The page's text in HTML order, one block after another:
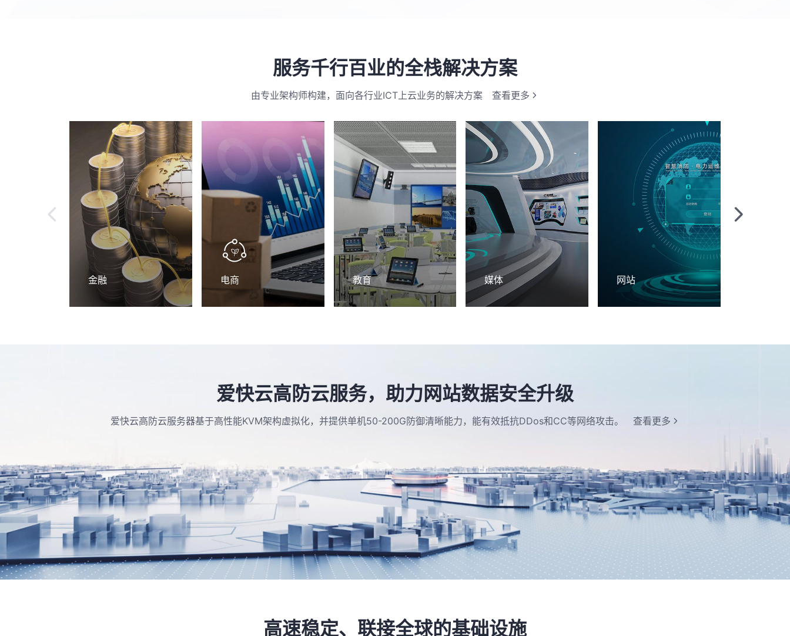
服务千行百业的全栈解决方案
由专业架构师构建，面向各行业ICT上云业务的解决方案 查看更多
金融 电商 教育 媒体 网站
爱快云高防云服务，助力网站数据安全升级
爱快云高防云服务器基于高性能KVM架构虚拟化，并提供单机50-200G防御清晰能力，能有效抵抗DDos和CC等网络攻击。 查看更多
高速稳定、联接全球的基础设施